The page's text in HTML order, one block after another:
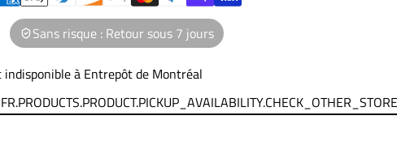
Sans risque : Retour sous 7 jours
indisponible à Entrepôt de Montréal